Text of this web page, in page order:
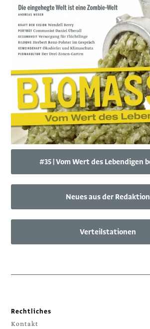
#35 | Vom Wert des Lebendigen
Neues aus der Redaktion
Verteilstationen
Rechtliches
Kontakt